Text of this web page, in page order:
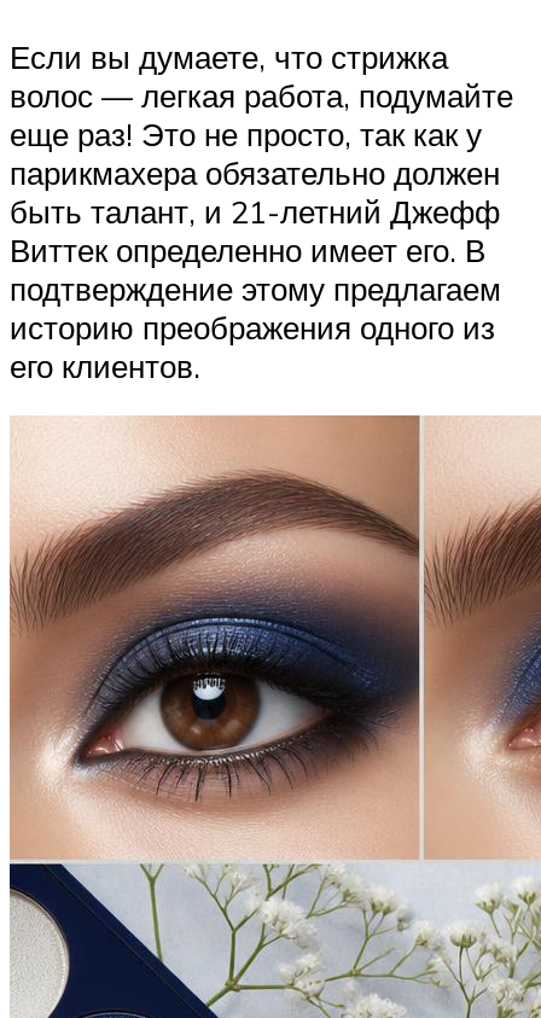
Если вы думаете, что стрижка
волос — легкая работа, подумайте
еще раз! Это не просто, так как у
парикмахера обязательно должен
быть талант, и 21-летний Джефф
Виттек определенно имеет его. В
подтверждение этому предлагаем
историю преображения одного из
его клиентов.